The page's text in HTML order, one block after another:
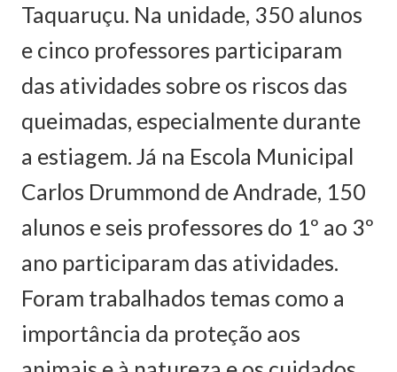
Taquaruçu. Na unidade, 350 alunos
e cinco professores participaram
das atividades sobre os riscos das
queimadas, especialmente durante
a estiagem. Já na Escola Municipal
Carlos Drummond de Andrade, 150
alunos e seis professores do 1º ao 3º
ano participaram das atividades.
Foram trabalhados temas como a
importância da proteção aos